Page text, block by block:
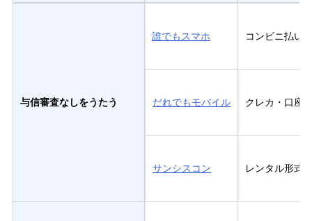
与信審査なしをうたう
誰でもスマホ コンビニ払い
だれでもモバイル クレカ・口座
サンシスコン レンタル形式